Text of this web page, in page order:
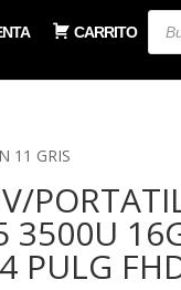
CARRITO
11 GRIS
3500U
PULG